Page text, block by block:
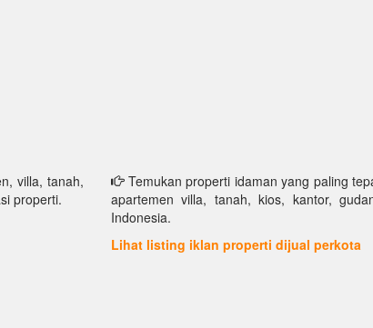
villa, tanah,
properti.
Temukan properti idaman yang paling
apartemen villa, tanah, kios, kantor,
Indonesia.
Lihat listing iklan properti dijual perkota